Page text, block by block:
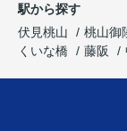
駅から探す
伏見桃山
桃山御
くいな橋
藤阪